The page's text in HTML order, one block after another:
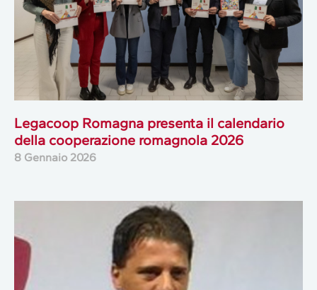
Legacoop Romagna presenta il calendario
della cooperazione romagnola 2026
8 Gennaio 2026